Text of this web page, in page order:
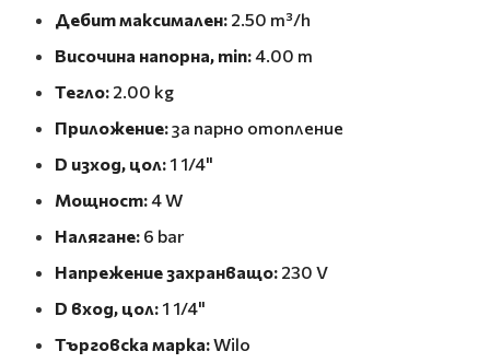
Дебит максимален: 2.50 m³/h
Височина напорна, min:4.00 m
Тегло: 2.00 kg
Приложение:за парно отопление
D изход, цол: 1 1/4"
Мощност:4 W
Налягане: 6 bar
Напрежение захранващо: 230 V
D вход, цол: 1 1/4"
Търговска марка:Wilo